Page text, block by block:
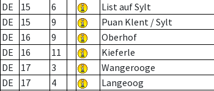
DE
15 6 List auf Sylt
DE
15 9 Puan Klent / Sylt
DE
16 9 Oberhof
DE
16 11 Kieferle
DE
17 3 Wangerooge
DE
17 4 Langeoog